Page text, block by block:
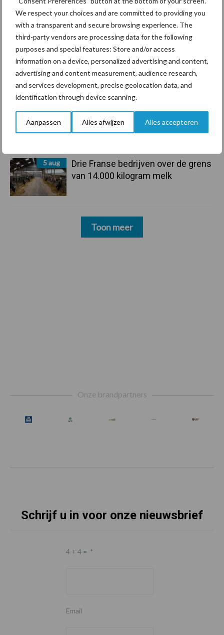
We respect your choices and are committed to providing you
with a transparent and secure browsing experience. The
third-party vendors are processing data for the following
purposes and special features: Store and/or access
information on a device, personalized advertising and content,
advertising and content measurement, audience research,
and services development, precise geolocation data, and
identification through device scanning.
Aanpassen Alles afwijzen Alles accepteren
sluitende en betrouwbare
traceerbaarheid van
rundveetransporten
6 aug
Tien praktische tips voor een
langere levensduur
5 aug
“Vraag naar praktische
hygieneoplossingen is in Polen
groter dan ooit”
5 aug
Drie Franse bedrijven over de grens
van 14.000 kilogram melk
Toon meer
Onze brandpartners
Schrijf u in voor onze nieuwsbrief
4 + 4 = *
Email